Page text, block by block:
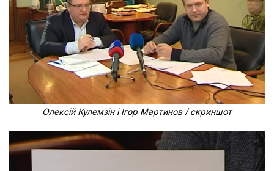
Олексій Кулемзін і Ігор Мартинов / скриншот